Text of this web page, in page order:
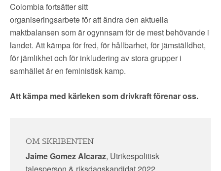
Colombia fortsätter sitt
organiseringsarbete för att ändra den aktuella
maktbalansen som är ogynnsam för de mest behövande i
landet. Att kämpa för fred, för hållbarhet, för jämställdhet,
för jämlikhet och för inkludering av stora grupper i
samhället är en feministisk kamp.
Att kämpa med kärleken som drivkraft förenar oss.
OM SKRIBENTEN
Jaime Gomez Alcaraz, Utrikespolitisk